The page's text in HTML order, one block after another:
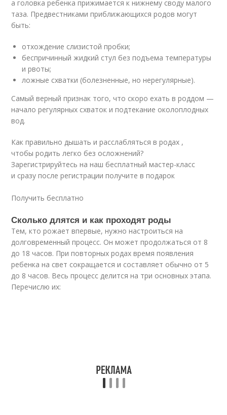
а головка ребенка прижимается к нижнему своду малого
таза. Предвестниками приближающихся родов могут
быть:
отхождение слизистой пробки;
беспричинный жидкий стул без подъема температуры
и рвоты;
ложные схватки (болезненные, но нерегулярные).
Самый верный признак того, что скоро ехать в роддом —
начало регулярных схваток и подтекание околоплодных
вод.
Как правильно дышать и расслабляться в родах ,
чтобы родить легко без осложнений?
Зарегистрируйтесь на наш бесплатный мастер-класс
и сразу после регистрации получите в подарок
Получить бесплатно
Сколько длятся и как проходят роды
Тем, кто рожает впервые, нужно настроиться на
долговременный процесс. Он может продолжаться от 8
до 18 часов. При повторных родах время появления
ребенка на свет сокращается и составляет обычно от 5
до 8 часов. Весь процесс делится на три основных этапа.
Перечислю их: